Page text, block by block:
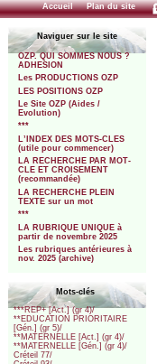
Accueil Plan du site
Naviguer sur le site
OZP. QUI SOMMES NOUS ?
ADHESION
Les PRODUCTIONS OZP
LES POSITIONS OZP
Le Site OZP (Aides /
Evolution)
***
L’INDEX DES MOTS-CLES
(utile pour commencer)
LA RECHERCHE PAR MOT-
CLE ET CROISEMENT
(recommandée)
LA RECHERCHE PLEIN
TEXTE sur un mot
***
LA RUBRIQUE UNIQUE à
partir de novembre 2025
Les rubriques antérieures à
nov. 2025 (archive)
Mots-clés
***REP+ [Act.] (gr 4)/
**EDUCATION PRIORITAIRE
[Gén.] (gr 5)/
**MATERNELLE [Act.] (gr 4)/
**MATERNELLE [Gén.] (gr 4)/
Créteil 77/